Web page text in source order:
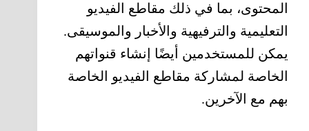
المحتوى، بما في ذلك مقاطع الفيديو
التعليمية والترفيهية والأخبار والموسيقى.
يمكن للمستخدمين أيضًا إنشاء قنواتهم
الخاصة لمشاركة مقاطع الفيديو الخاصة
بهم مع الآخرين.